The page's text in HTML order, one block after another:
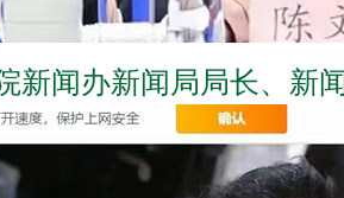
新闻办新闻局局长、新